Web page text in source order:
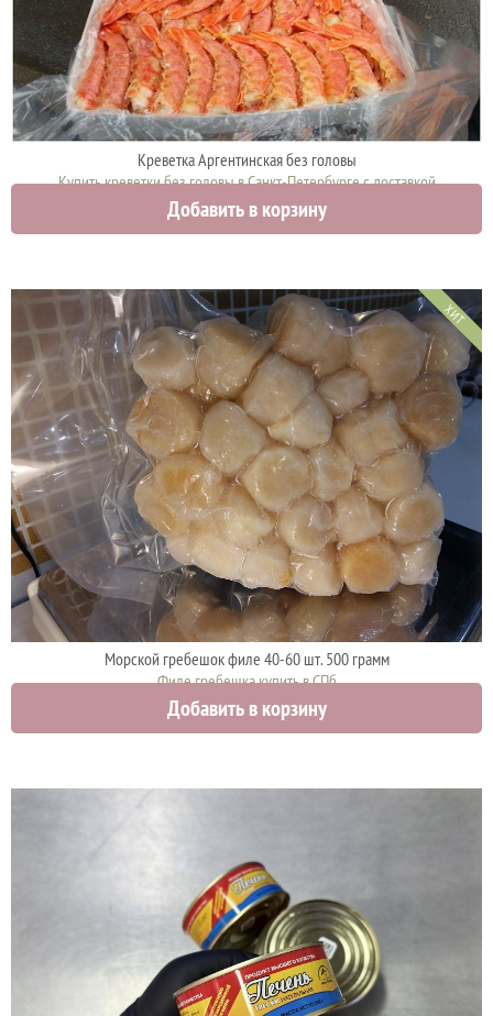
Креветка Аргентинская без головы
Купить креветки без головы в Санкт-Петербурге с доставкой
3150 руб.
Добавить в корзину
ХИТ
Морской гребешок филе 40-60 шт. 500 грамм
Филе гребешка купить в СПб
2000 руб.
Добавить в корзину